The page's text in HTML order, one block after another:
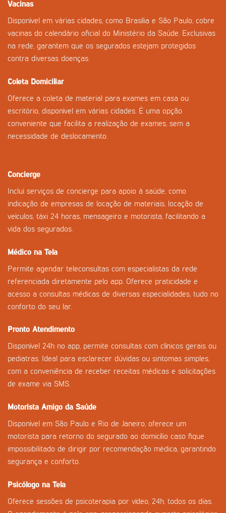
Vacinas
Disponível em várias cidades, como Brasília e São Paulo, cobre
vacinas do calendário oficial do Ministério da Saúde. Exclusivas
na rede, garantem que os segurados estejam protegidos
contra diversas doenças.
Coleta Domiciliar
Oferece a coleta de material para exames em casa ou
escritório, disponível em várias cidades. É uma opção
conveniente que facilita a realização de exames, sem a
necessidade de deslocamento.
Concierge
Inclui serviços de concierge para apoio à saúde, como
indicação de empresas de locação de materiais, locação de
veículos, táxi 24 horas, mensageiro e motorista, facilitando a
vida dos segurados.
Médico na Tela
Permite agendar teleconsultas com especialistas da rede
referenciada diretamente pelo app. Oferece praticidade e
acesso a consultas médicas de diversas especialidades, tudo no
conforto do seu lar.
Pronto Atendimento
Disponível 24h no app, permite consultas com clínicos gerais ou
pediatras. Ideal para esclarecer dúvidas ou sintomas simples,
com a conveniência de receber receitas médicas e solicitações
de exame via SMS.
Motorista Amigo da Saúde
Disponível em São Paulo e Rio de Janeiro, oferece um
motorista para retorno do segurado ao domicílio caso fique
impossibilitado de dirigir por recomendação médica, garantindo
segurança e conforto.
Psicólogo na Tela
Oferece sessões de psicoterapia por vídeo, 24h, todos os dias.